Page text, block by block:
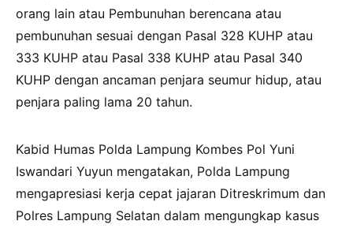
orang lain atau Pembunuhan berencana atau
pembunuhan sesuai dengan Pasal 328 KUHP atau
333 KUHP atau Pasal 338 KUHP atau Pasal 340
KUHP dengan ancaman penjara seumur hidup, atau
penjara paling lama 20 tahun.
Kabid Humas Polda Lampung Kombes Pol Yuni
Iswandari Yuyun mengatakan, Polda Lampung
mengapresiasi kerja cepat jajaran Ditreskrimum dan
Polres Lampung Selatan dalam mengungkap kasus